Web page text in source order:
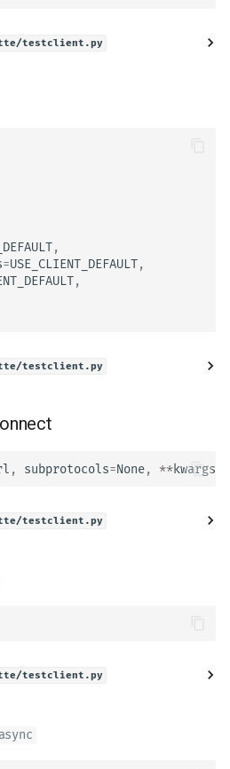
testclient.py
,
=USE_CLIENT_DEFAULT,
,
testclient.py
, subprotocols=None, **kwargs
testclient.py
testclient.py
async